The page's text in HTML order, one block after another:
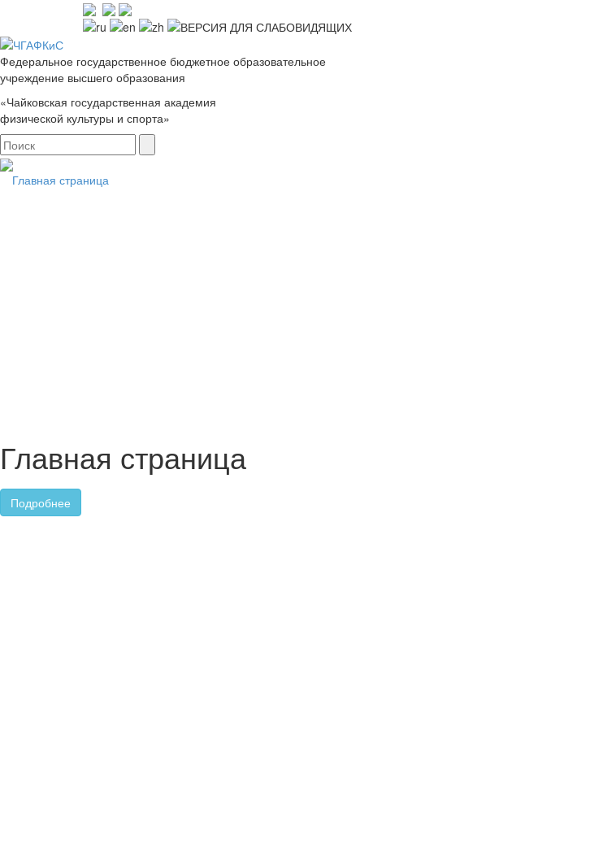
Федеральное государственное бюджетное образовательное
учреждение высшего образования
«Чайковская государственная академия
физической культуры и спорта»
Главная страница
Главная страница
Подробнее